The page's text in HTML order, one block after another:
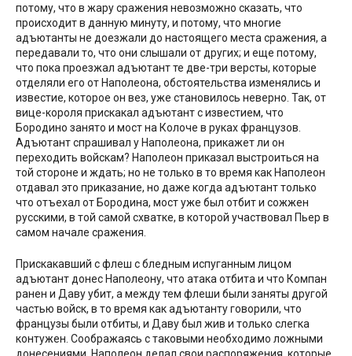
потому, что в жару сражения невозможно сказать, что
происходит в данную минуту, и потому, что многие
адъютанты не доезжали до настоящего места сражения, а
передавали то, что они слышали от других; и еще потому,
что пока проезжал адъютант те две-три версты, которые
отделяли его от Наполеона, обстоятельства изменялись и
известие, которое он вез, уже становилось неверно. Так, от
вице-короля прискакал адъютант с известием, что
Бородино занято и мост на Колоче в руках французов.
Адъютант спрашивал у Наполеона, прикажет ли он
переходить войскам? Наполеон приказал выстроиться на
той стороне и ждать; но не только в то время как Наполеон
отдавал это приказание, но даже когда адъютант только
что отъехал от Бородина, мост уже был отбит и сожжен
русскими, в той самой схватке, в которой участвовал Пьер в
самом начале сражения.
Прискакавший с флеш с бледным испуганным лицом
адъютант донес Наполеону, что атака отбита и что Компан
ранен и Даву убит, а между тем флеши были заняты другой
частью войск, в то время как адъютанту говорили, что
французы были отбиты, и Даву был жив и только слегка
контужен. Соображаясь с таковыми необходимо ложными
донесениями, Наполеон делал свои распоряжения, которые